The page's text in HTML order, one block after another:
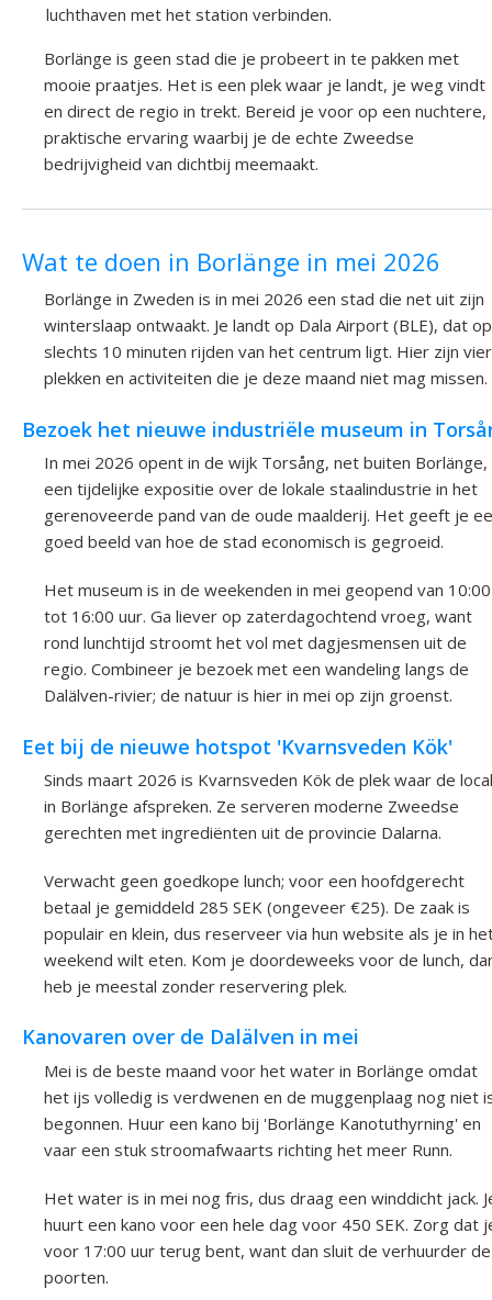
luchthaven met het station verbinden.
Borlänge is geen stad die je probeert in te pakken met
mooie praatjes. Het is een plek waar je landt, je weg vindt
en direct de regio in trekt. Bereid je voor op een nuchtere,
praktische ervaring waarbij je de echte Zweedse
bedrijvigheid van dichtbij meemaakt.
Wat te doen in Borlänge in mei 2026
Borlänge in Zweden is in mei 2026 een stad die net uit zijn
winterslaap ontwaakt. Je landt op Dala Airport (BLE), dat op
slechts 10 minuten rijden van het centrum ligt. Hier zijn vier
plekken en activiteiten die je deze maand niet mag missen.
Bezoek het nieuwe industriële museum in
In mei 2026 opent in de wijk Torsång, net buiten Borlänge,
een tijdelijke expositie over de lokale staalindustrie in het
gerenoveerde pand van de oude maalderij. Het geeft je
goed beeld van hoe de stad economisch is gegroeid.
Het museum is in de weekenden in mei geopend van 10:00
tot 16:00 uur. Ga liever op zaterdagochtend vroeg, want
rond lunchtijd stroomt het vol met dagjesmensen uit de
regio. Combineer je bezoek met een wandeling langs de
Dalälven-rivier; de natuur is hier in mei op zijn groenst.
Eet bij de nieuwe hotspot 'Kvarnsveden Kök'
Sinds maart 2026 is Kvarnsveden Kök de plek waar de
in Borlänge afspreken. Ze serveren moderne Zweedse
gerechten met ingrediënten uit de provincie Dalarna.
Verwacht geen goedkope lunch; voor een hoofdgerecht
betaal je gemiddeld 285 SEK (ongeveer €25). De zaak is
populair en klein, dus reserveer via hun website als je in
weekend wilt eten. Kom je doordeweeks voor de lunch,
heb je meestal zonder reservering plek.
Kanovaren over de Dalälven in mei
Mei is de beste maand voor het water in Borlänge omdat
het ijs volledig is verdwenen en de muggenplaag nog niet
begonnen. Huur een kano bij 'Borlänge Kanotuthyrning' en
vaar een stuk stroomafwaarts richting het meer Runn.
Het water is in mei nog fris, dus draag een winddicht jack.
huurt een kano voor een hele dag voor 450 SEK. Zorg dat
voor 17:00 uur terug bent, want dan sluit de verhuurder de
poorten.